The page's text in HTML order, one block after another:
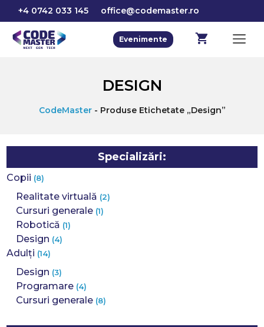
la
conținut
+4 0742 033 145 office@codemaster.ro
Evenimente
DESIGN
CodeMaster- Produse Etichetate „design”
Specializări:
Copii (8)
Realitate virtuală (2)
Cursuri generale (1)
Robotică (1)
Design (4)
Adulți (14)
Design (3)
Programare (4)
Cursuri generale (8)